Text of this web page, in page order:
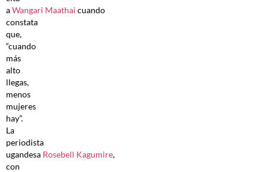
aWangari Maathai cuando
constata
que,
“cuando
más
alto
llegas,
menos
mujeres
hay”.
La
periodista
ugandesa Rosebell Kagumire,
con